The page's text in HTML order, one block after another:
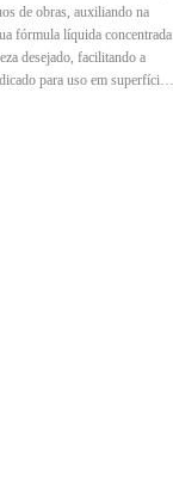
de obras, auxiliando na
fórmula líquida concentrada
desejado, facilitando a
para uso em superfícies